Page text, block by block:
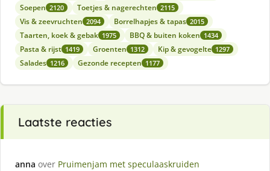
Soepen 2120 Toetjes & nagerechten 2115
Vis & zeevruchten 2094 Borrelhapjes & tapas 2015
Taarten, koek & gebak 1975 BBQ & buiten koken 1434
Pasta & rijst 1419 Groenten 1312 Kip & gevogelte 1297
Salades 1216 Gezonde recepten 1177
Laatste reacties
anna over Pruimenjam met speculaaskruiden